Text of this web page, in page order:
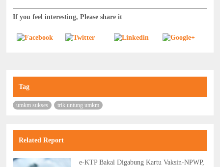
If you feel interesting, Please share it
Tag
umkm sukses trik untung umkm
Related Report
e-KTP Bakal Digabung Kartu Vaksin-NPWP,